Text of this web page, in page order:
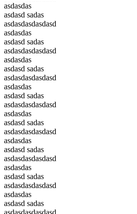
asdasdas
asdasd sadas
asdasdasdasdasd
asdasdas
asdasd sadas
asdasdasdasdasd
asdasdas
asdasd sadas
asdasdasdasdasd
asdasdas
asdasd sadas
asdasdasdasdasd
asdasdas
asdasd sadas
asdasdasdasdasd
asdasdas
asdasd sadas
asdasdasdasdasd
asdasdas
asdasd sadas
asdasdasdasdasd
asdasdas
asdasd sadas
asdasdasdasdasd